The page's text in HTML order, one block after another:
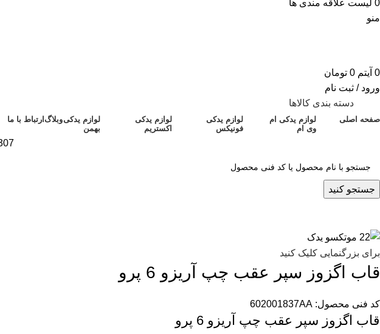
0 لیست علاقه مندی ها
منو
0 آیتم 0 تومان
ورود / ثبت نام
دسته بندی کالاها
صفحه اصلی
لوازم یدکی ام
وی ام
لوازم یدکی
فونیکس
لوازم یدکی
اکستریم
لوازم یدکی
بهمن
وبلاگ ارتباط با ما
جستجو کنید
برای بزرگنمایی کلیک کنید
قاب اگزوز سپر عقب چپ آریزو 6 پرو
کد فنی محصول: 602001837AA
قاب اگزوز سپر عقب چپ آریزو 6 پرو